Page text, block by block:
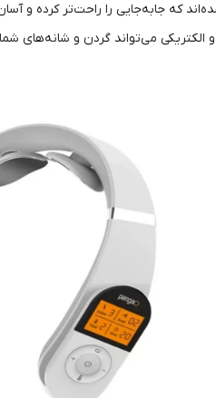
که جابه‌جایی را راحت‌تر کرده و
الکتریکی می‌تواند گردن و شانه‌های